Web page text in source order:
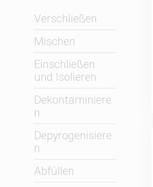
Verschließen
Mischen
Einschließen
und Isolieren
Dekontaminiere
n
Depyrogenisiere
n
Abfüllen